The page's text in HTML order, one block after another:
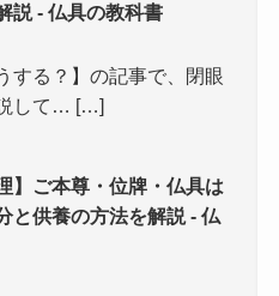
説 - 仏具の教科書
る？】の記事で、閉眼
して… […]
】ご本尊・位牌・仏具は
と供養の方法を解説 - 仏